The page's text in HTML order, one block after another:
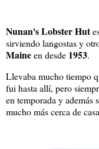
Nunan's Lobster Hut
sirviendo langostas y
Maineen desde 1953.
Llevaba mucho tiempo
fui hasta allí, pero
en temporada y además
mucho más cerca de